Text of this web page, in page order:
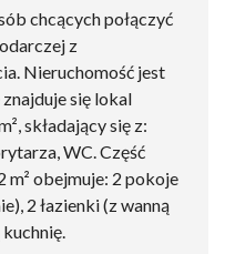
chcących połączyć
z
Nieruchomość jest
się lokal
składający się z:
WC. Część
m² obejmuje: 2 pokoje
2 łazienki (z wanną